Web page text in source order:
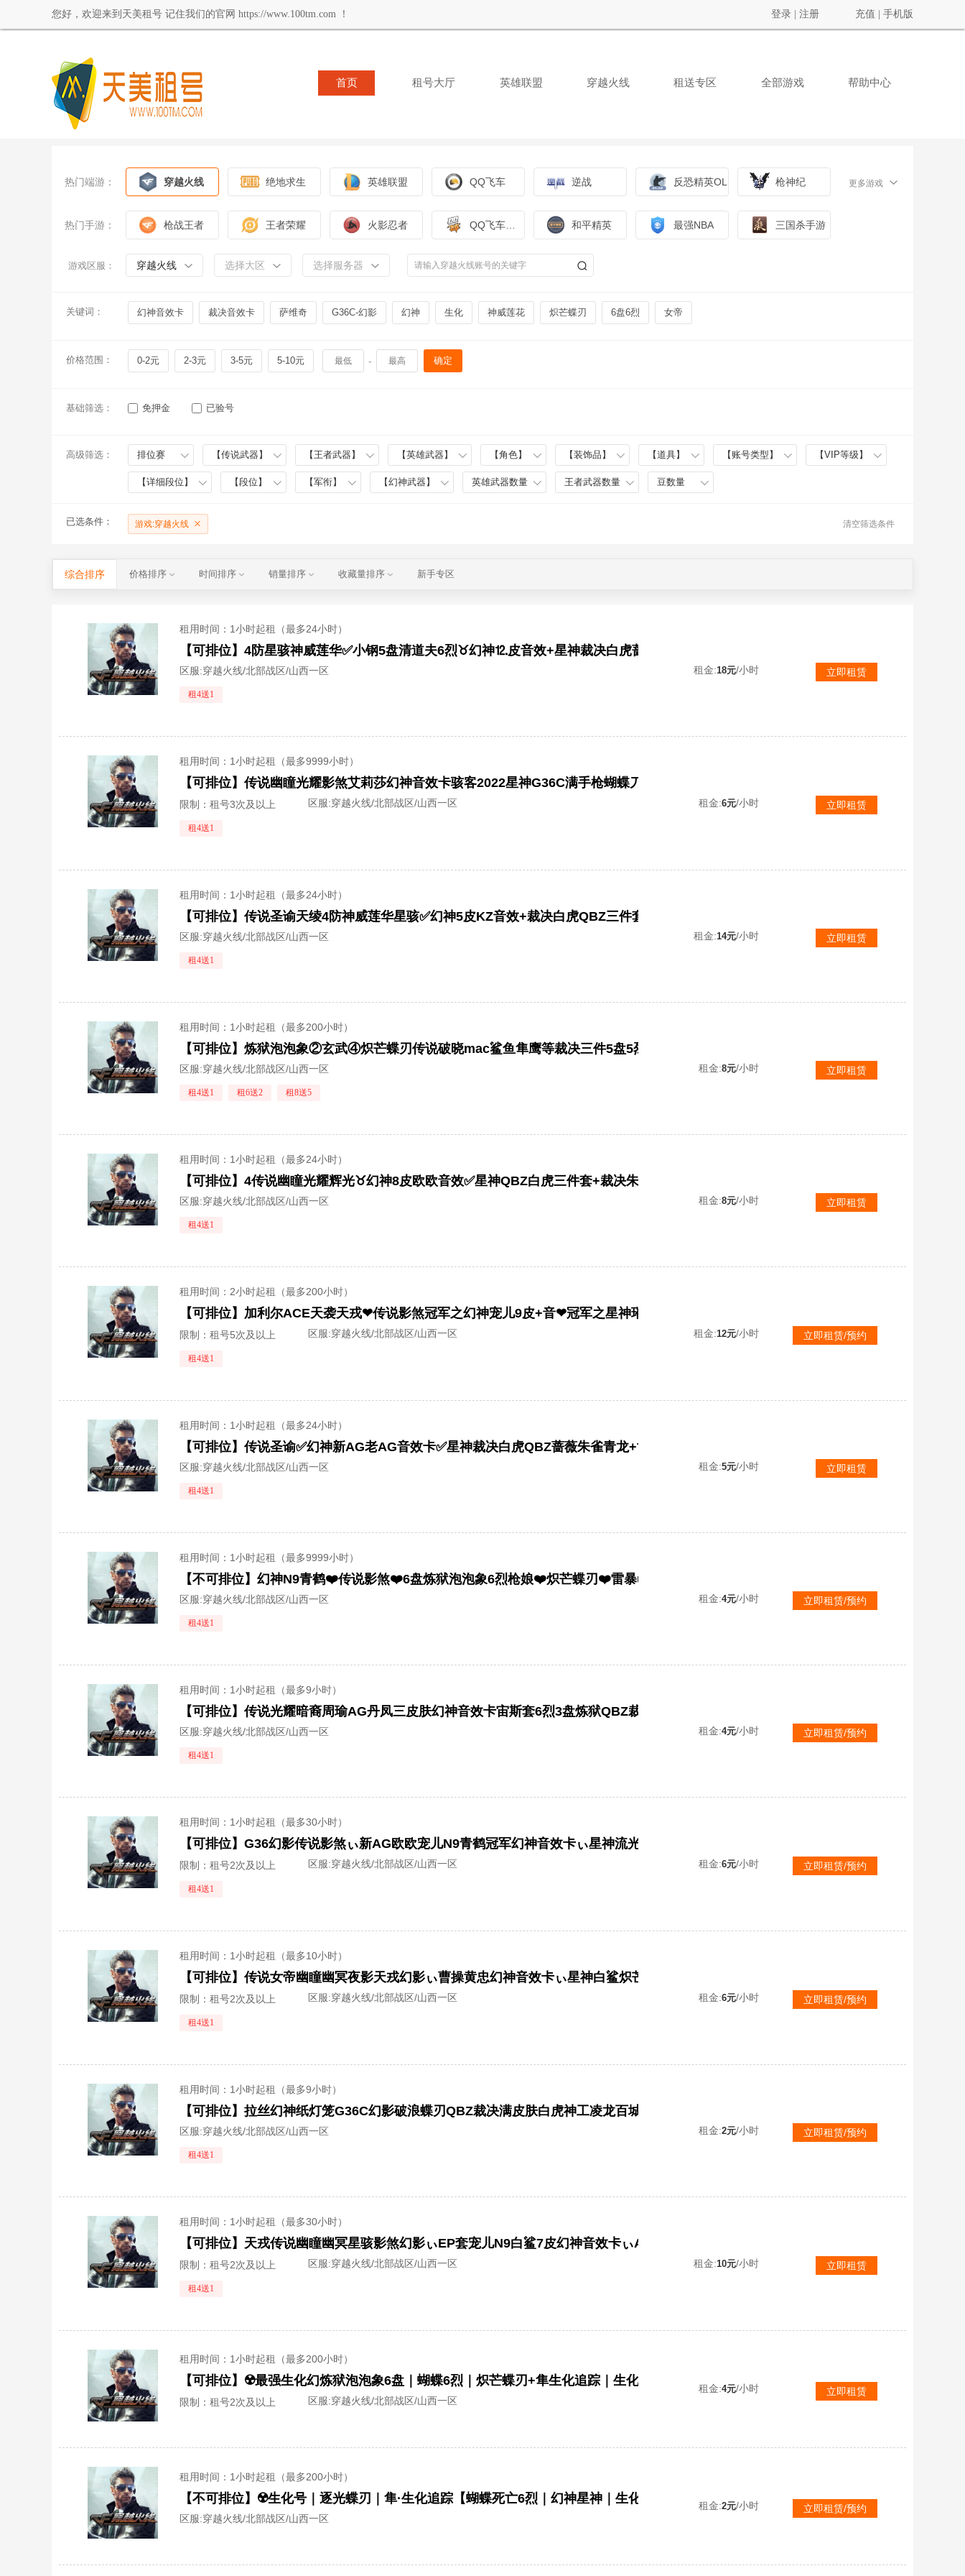
您好，欢迎来到天美租号 记住我们的官网 https://www.100tm.com ！ 登录 注册 充值 手机版
首页 租号大厅 英雄联盟 穿越火线 租送专区 全部游戏 帮助中心
热门端游： 穿越火线 绝地求生 英雄联盟 QQ飞车 逆战 反恐精英OL 枪神纪 更多游戏
热门手游： 枪战王者 王者荣耀 火影忍者 和平精英 最强NBA 三国杀手游
游戏区服： 穿越火线 选择大区 选择服务器
关键词： 幻神音效卡 裁决音效卡 萨维奇 G36C-幻影 幻神 生化 神威莲花 炽芒蝶刃 6盘6烈 女帝
价格范围： 0-2元 2-3元 3-5元 5-10元 - 确定
基础筛选： 免押金 已验号
高级筛选： 排位赛 【传说武器】 【王者武器】 【英雄武器】 【角色】 【装饰品】 【道具】 【账号类型】 【VIP等级】
【详细段位】 【段位】 【军衔】 【幻神武器】 英雄武器数量 王者武器数量 豆数量
已选条件： 游戏:穿越火线 清空筛选条件
综合排序 价格排序 时间排序 销量排序 收藏量排序 新手专区
租用时间 ：1小时起租（最多24小时）
区服:穿越火线/北部战区/山西一区
租4送1
租金:18元/小时 立即租赁
租用时间 ：1小时起租（最多9999小时）
限制：租号3次及以上 区服:穿越火线/北部战区/山西一区
租4送1
租金:6元/小时 立即租赁
租用时间 ：1小时起租（最多24小时）
区服:穿越火线/北部战区/山西一区
租4送1
租金:14元/小时 立即租赁
租用时间 ：1小时起租（最多200小时）
区服:穿越火线/北部战区/山西一区
租4送1 租6送2 租8送5
租金:8元/小时 立即租赁
租用时间 ：1小时起租（最多24小时）
区服:穿越火线/北部战区/山西一区
租4送1
租金:8元/小时 立即租赁
租用时间 ：2小时起租（最多200小时）
限制：租号5次及以上 区服:穿越火线/北部战区/山西一区
租4送1
租金:12元/小时 立即租赁/预约
租用时间 ：1小时起租（最多24小时）
区服:穿越火线/北部战区/山西一区
租4送1
租金:5元/小时 立即租赁
租用时间 ：1小时起租（最多9999小时）
区服:穿越火线/北部战区/山西一区
租4送1
租金:4元/小时 立即租赁/预约
租用时间 ：1小时起租（最多9小时）
区服:穿越火线/北部战区/山西一区
租4送1
租金:4元/小时 立即租赁/预约
租用时间 ：1小时起租（最多30小时）
限制：租号2次及以上 区服:穿越火线/北部战区/山西一区
租4送1
租金:6元/小时 立即租赁/预约
租用时间 ：1小时起租（最多10小时）
限制：租号2次及以上 区服:穿越火线/北部战区/山西一区
租4送1
租金:6元/小时 立即租赁/预约
租用时间 ：1小时起租（最多9小时）
区服:穿越火线/北部战区/山西一区
租4送1
租金:2元/小时 立即租赁/预约
租用时间 ：1小时起租（最多30小时）
限制：租号2次及以上 区服:穿越火线/北部战区/山西一区
租4送1
租金:10元/小时 立即租赁
租用时间 ：1小时起租（最多200小时）
【可排位】☢️最强生化幻炼狱泡泡象6盘｜蝴蝶6烈｜炽芒蝶刃+隼生化追踪｜生化背包不换弹显血｜猎手全皮｜全道具
限制：租号2次及以上 区服:穿越火线/北部战区/山西一区
租金:4元/小时 立即租赁
租用时间 ：1小时起租（最多200小时）
【不可排位】☢️生化号｜逐光蝶刃｜隼·生化追踪【蝴蝶死亡6烈｜幻神星神｜生化背包不换弹显血｜幻灵猎姬秦魂将军】
区服:穿越火线/北部战区/山西一区
租金:2元/小时 立即租赁/预约